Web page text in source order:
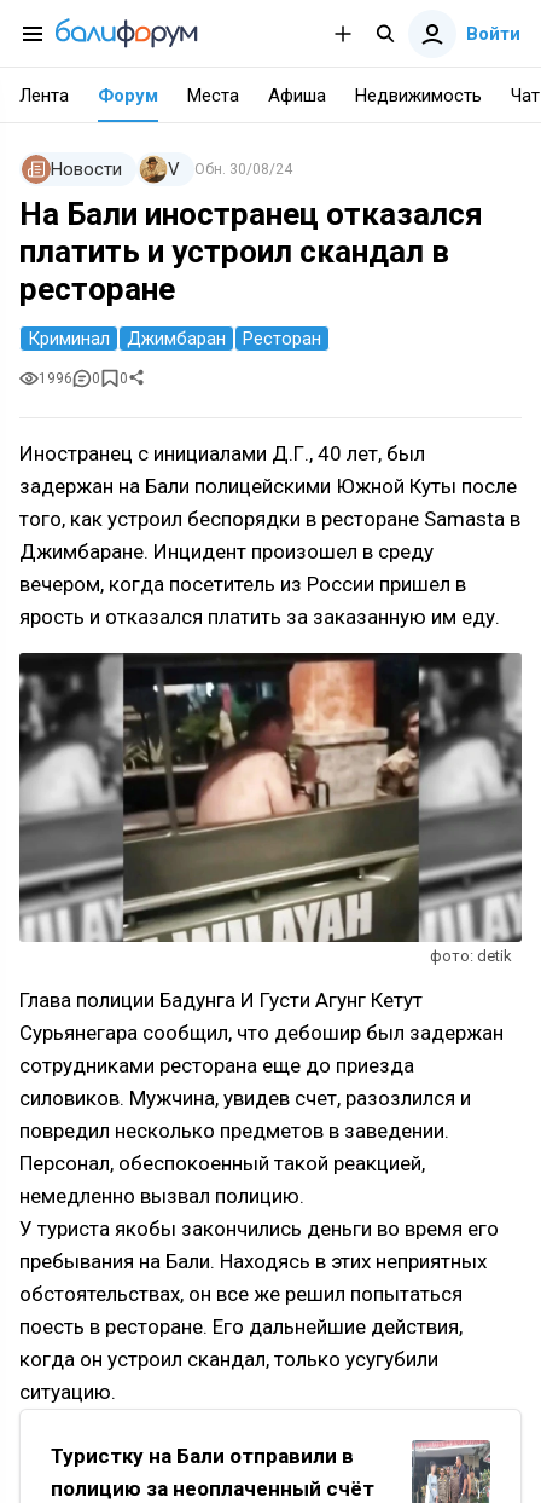
Войти
Лента Форум Места Афиша Недвижимость Чат
Новости V Обн. 30/08/24
На Бали иностранец отказался
платить и устроил скандал в
ресторане
Криминал Джимбаран Ресторан
1996 0 0
Иностранец с инициалами Д.Г., 40 лет, был
задержан на Бали полицейскими Южной Куты после
того, как устроил беспорядки в ресторане Samasta в
Джимбаране. Инцидент произошел в среду
вечером, когда посетитель из России пришел в
ярость и отказался платить за заказанную им еду.
фото: detik
Глава полиции Бадунга И Густи Агунг Кетут
Сурьянегара сообщил, что дебошир был задержан
сотрудниками ресторана еще до приезда
силовиков. Мужчина, увидев счет, разозлился и
повредил несколько предметов в заведении.
Персонал, обеспокоенный такой реакцией,
немедленно вызвал полицию.
У туриста якобы закончились деньги во время его
пребывания на Бали. Находясь в этих неприятных
обстоятельствах, он все же решил попытаться
поесть в ресторане. Его дальнейшие действия,
когда он устроил скандал, только усугубили
ситуацию.
Туристку на Бали отправили в
полицию за неоплаченный счёт